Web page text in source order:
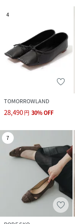
4
TOMORROWLAND
28,490円 30%OFF
7